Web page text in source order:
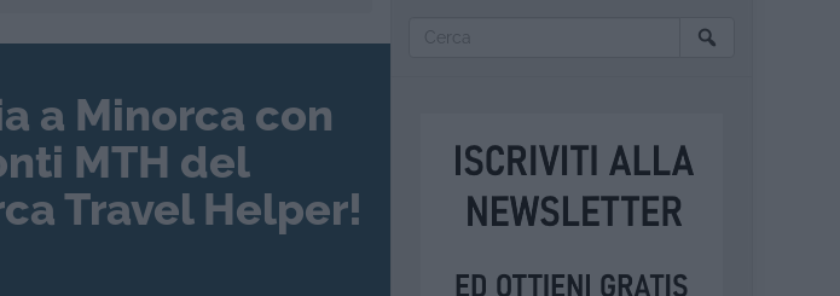
a Minorca con
MTH del
Travel Helper!